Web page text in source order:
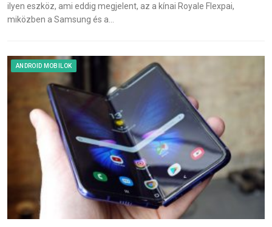
ilyen eszköz, ami eddig megjelent, az a kínai Royale Flexpai,
miközben a Samsung és a…
ANDROID MOBILOK